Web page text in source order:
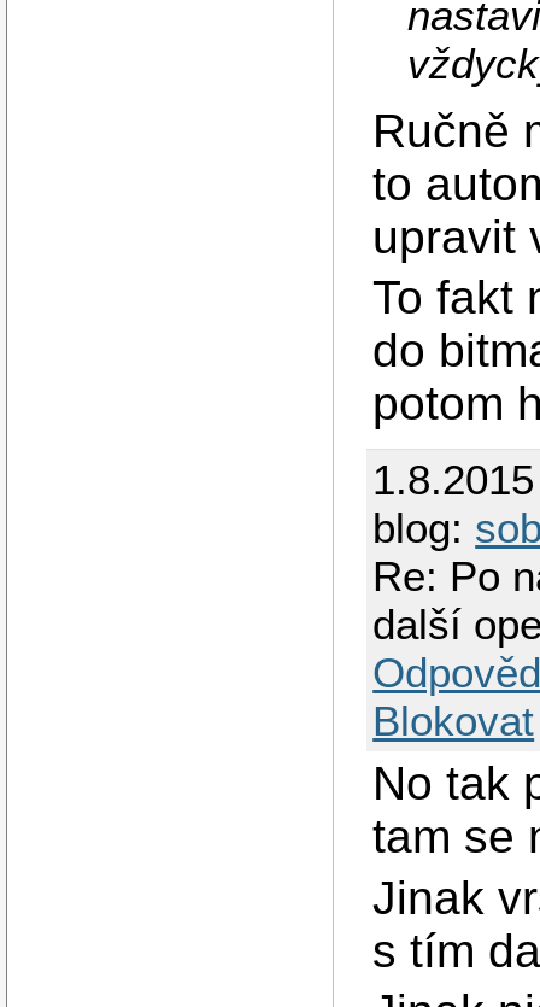
Ručně
to
upravit
To fakt
do
potom
blog:
Re: Po
další
Blokovat
No tak
tam se
Jinak
s tím